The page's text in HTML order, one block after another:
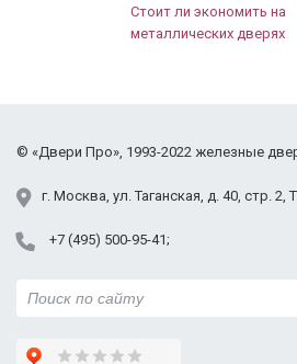
нашей прихожей очень кстати,
Правда когда выносишь
Стоит ли экономить на
металлических дверях
г. Москва, ул. Таганская, д. 40, стр. 2,
+7 (495) 500-95-41
© «Двери Про», 1993-2022 железные